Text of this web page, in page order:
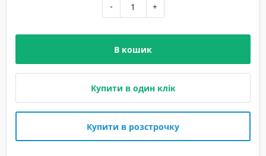
- +
В кошик
Купити в один клік
Купити в розстрочку